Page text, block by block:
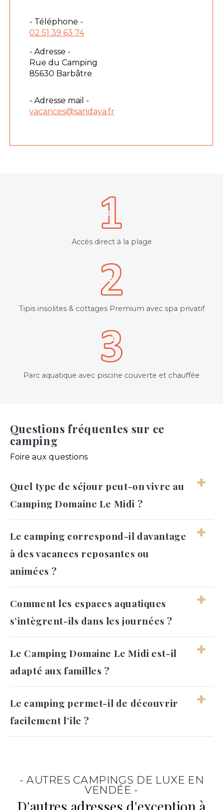
Accès direct à la plage
Tipis insolites & cottages Premium avec spa privatif
Parc aquatique avec piscine couverte et chauffée
- Téléphone -
02 51 39 63 74
- Adresse -
Rue du Camping
85630 Barbâtre
- Adresse mail -
vacances@sandaya.fr
Questions fréquentes sur ce
camping
Foire aux questions
Quel type de séjour peut-on vivre au
Camping Domaine Le Midi ?
Le séjour se vit principalement autour du
plein air, de l’océan et des activités
extérieures. L’ambiance reste détendue tout
Le camping correspond-il davantage
à des vacances reposantes ou
animées ?
Les deux approches cohabitent facilement
sur place. Certains profitent des activités
disponibles tandis que d’autres privilégient le
Comment les espaces aquatiques
s’intègrent-ils dans les journées ?
Les espaces de baignade deviennent
rapidement des lieux de détente entre deux
sorties ou après une journée passée près de
Le Camping Domaine Le Midi est-il
adapté aux familles ?
Oui, le cadre et l’organisation générale
conviennent bien aux séjours en famille, avec
une ambiance conviviale et accessible.
Le camping permet-il de découvrir
facilement l’île ?
- AUTRES CAMPINGS DE LUXE EN
VENDÉE -